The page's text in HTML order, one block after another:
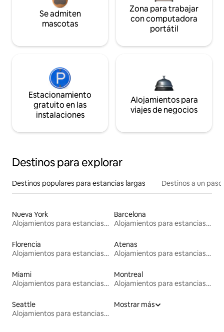
Se admiten
mascotas
Zona para trabajar
con computadora
portátil
Estacionamiento
gratuito en las
instalaciones
Alojamientos para
viajes de negocios
Destinos para explorar
Destinos populares para estancias largas Destinos a un
Nueva York
Alojamientos para estancias largas
Barcelona
Alojamientos para estancias largas
Florencia
Alojamientos para estancias largas
Atenas
Alojamientos para estancias largas
Miami
Alojamientos para estancias largas
Montreal
Alojamientos para estancias largas
Seattle
Alojamientos para estancias largas
Mostrar más